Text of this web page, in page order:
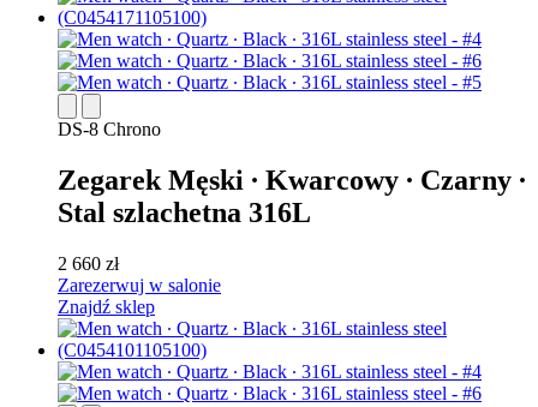
DS-8 Chrono
Zegarek Męski ∙ Kwarcowy ∙ Czarny ∙
Stal szlachetna 316L
2 660 zł
Zarezerwuj w salonie
Znajdź sklep